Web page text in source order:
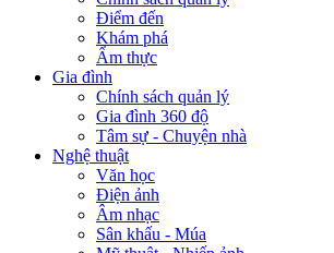
Điểm đến
Khám phá
Ẩm thực
Gia đình
Chính sách quản lý
Gia đình 360 độ
Tâm sự - Chuyện nhà
Nghệ thuật
Văn học
Điện ảnh
Âm nhạc
Sân khấu - Múa